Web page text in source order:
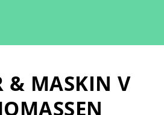
& MASKIN V